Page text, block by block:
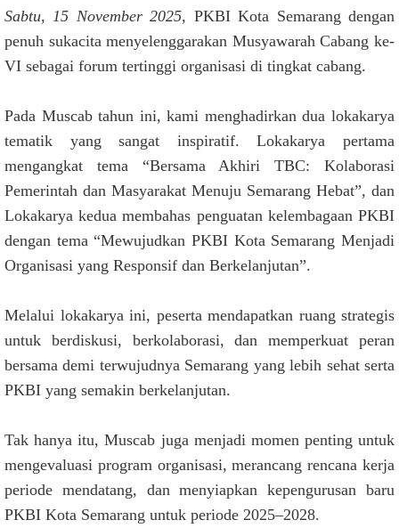
Sabtu, 15 November 2025, PKBI Kota Semarang dengan
penuh sukacita menyelenggarakan Musyawarah Cabang ke-
VI sebagai forum tertinggi organisasi di tingkat cabang.
Pada Muscab tahun ini, kami menghadirkan dua lokakarya
tematik yang sangat inspiratif. Lokakarya pertama
mengangkat tema “Bersama Akhiri TBC: Kolaborasi
Pemerintah dan Masyarakat Menuju Semarang Hebat”, dan
Lokakarya kedua membahas penguatan kelembagaan PKBI
dengan tema “Mewujudkan PKBI Kota Semarang Menjadi
Organisasi yang Responsif dan Berkelanjutan”.
Melalui lokakarya ini, peserta mendapatkan ruang strategis
untuk berdiskusi, berkolaborasi, dan memperkuat peran
bersama demi terwujudnya Semarang yang lebih sehat serta
PKBI yang semakin berkelanjutan.
Tak hanya itu, Muscab juga menjadi momen penting untuk
mengevaluasi program organisasi, merancang rencana kerja
periode mendatang, dan menyiapkan kepengurusan baru
PKBI Kota Semarang untuk periode 2025–2028.